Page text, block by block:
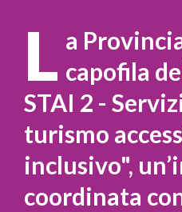
L a
capofila
STAI 2 -
turismo
inclusivo",
coordinata